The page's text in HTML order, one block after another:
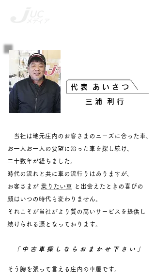
​代 表 あ い さ つ
三 浦 利 行
当社は地元庄内のお客さまのニーズに合った車、
お一人お一人の要望に沿った車を探し続け、
二十数年が経ちました。
時代の流れと共に車の流行りはありますが、
お客さまが 乗りたい車 と出会えたとき の喜びの
顔はいつの時代も変わりません。
それこそが当社がより質の高いサービスを提供し
続けられる源となっております。
「 中 古 車 探 し な ら お ま か せ 下 さ い 」
そう胸を張って言える庄内の車屋です。